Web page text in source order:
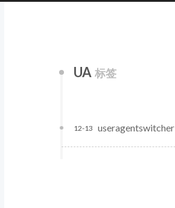
UA 标签
useragentswitcher
12-13